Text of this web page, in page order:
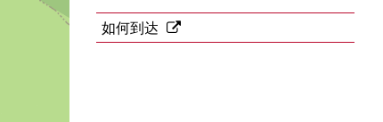
如何到达